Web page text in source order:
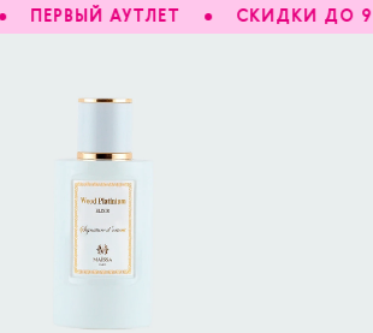
ПЕРВЫЙ АУТЛЕТ СКИДКИ ДО